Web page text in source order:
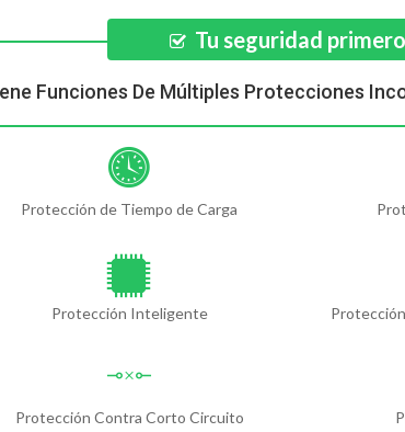
Tu seguridad primero
Funciones De Múltiples Protecciones
Protección de Tiempo de Carga
Protección Inteligente
Protección Contra Corto Circuito